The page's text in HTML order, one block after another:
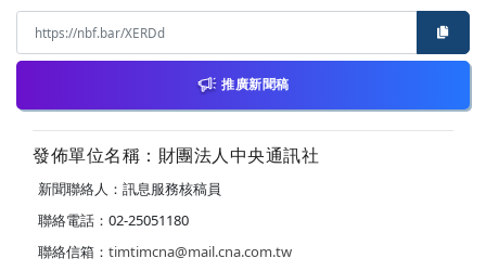
推廣新聞稿
發佈單位名稱：財團法人中央通訊社
新聞聯絡人：訊息服務核稿員
聯絡電話：02-25051180
聯絡信箱： timtimcna@mail.cna.com.tw